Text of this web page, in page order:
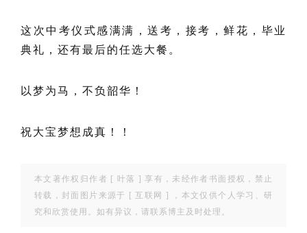
这次中考仪式感满满，送考，接考，鲜花，毕业
典礼，还有最后的任选大餐。
以梦为马，不负韶华！
祝大宝梦想成真！！
本文著作权归作者 [ 叶落 ] 享有，未经作者书面授权，禁止
转载，封面图片来源于 [互联网
] ，本文仅供个人学习、研
究和欣赏使用。如有异议，请联系博主及时处理。